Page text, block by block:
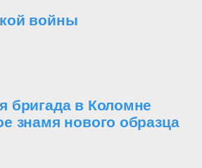
войны
бригада в Коломне
знамя нового образца